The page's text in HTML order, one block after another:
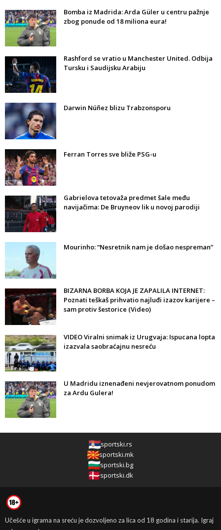
Bomba iz Madrida: Arda Güler u centru pažnje
zbog ponude od 18 miliona eura!
Rashford se vratio u Manchester United. Odbija
Tursku i Saudijsku Arabiju
Darwin Núñez blizu Trabzonsporu
Ferran Torres sve bliže PSG-u
Gabrielova tetovaža predmet šale među
navijačima: De Bruyneov lik u novoj parodiji
Mourinho: “Nesretnik nam je došao nespreman”
BIZARNA BORBA KOJA JE ZAPALILA INTERNET:
Poznati teškaš prihvatio najluđi izazov karijere –
sam protiv šestorice (Video)
VIDEO Viralni snimak iz Urugvaja: Ispucana lopta
izazvala saobraćajnu nesreću
U Madridu iznenađeni nevjerovatnom ponudom
za Ardu Gulera!
sportski.rs
sportski.mk
sportski.bg
sportski.dk
Učešće u igrama na sreću je dozvoljeno za lica od 18 godina i starija. Igraj